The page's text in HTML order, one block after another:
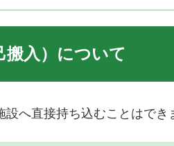
搬入）について
へ直接持ち込むことはでき